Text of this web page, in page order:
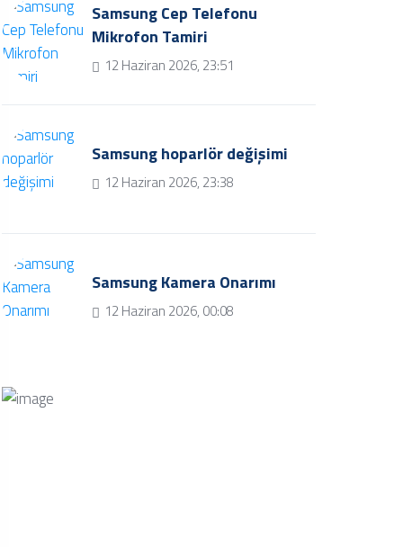
Samsung Cep Telefonu
Mikrofon Tamiri
12 Haziran 2026, 23:51
Samsung hoparlör değişimi
12 Haziran 2026, 23:38
Samsung Kamera Onarımı
12 Haziran 2026, 00:08